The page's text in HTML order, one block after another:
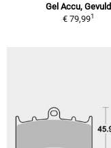
Gel Accu, Gevuld
€ 79,991